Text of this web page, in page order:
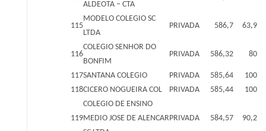
ALDEOTA – CTA
115
MODELO COLEGIO SC
LTDA
PRIVADA 586,7 63,9
116
COLEGIO SENHOR DO
BONFIM
PRIVADA 586,32 80
117SANTANA COLEGIO PRIVADA 585,64
100
118CICERO NOGUEIRA COL PRIVADA 585,44 100
119
COLEGIO DE ENSINO
MEDIO JOSE DE ALENCARPRIVADA 584,57 90,2